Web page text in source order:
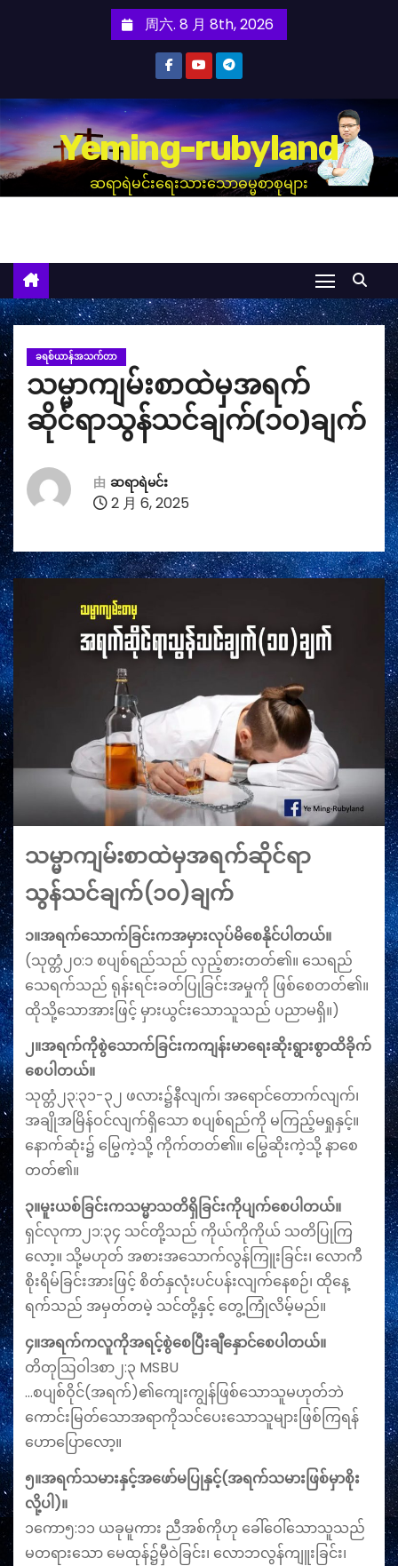
周六. 8 月 8th, 2026
Yeming-rubyland
ဆရာရဲမင်းရေးသားသောဓမ္မစာစုများ
ခရစ်ယာန်အသက်တာ
သမ္မာကျမ်းစာထဲမှအရက်
ဆိုင်ရာသွန်သင်ချက်(၁၀)ချက်
由 ဆရာရဲမင်း
2 月 6, 2025
သမ္မာကျမ်းစာထဲမှအရက်ဆိုင်ရာ
သွန်သင်ချက်(၁၀)ချက်
၁။အရက်သောက်ခြင်းကအမှားလုပ်မိ‌စေနိုင်ပါတယ်။
(သုတ္တံ၂၀:၁ စပျစ်ရည်သည် လှည့်စားတတ်၏။ သေရည်
သေရက်သည် ရုန်းရင်းခတ်ပြုခြင်းအမှုကို ဖြစ်စေတတ်၏။
ထိုသို့သောအားဖြင့် မှားယွင်းသောသူသည် ပညာမရှိ။)
၂။အရက်ကိုစွဲသောက်ခြင်းကကျန်းမာရေးဆိုးရွားစွာထိခိုက်
စေပါတယ်။
သုတ္တံ၂၃:၃၁-၃၂ ဖလား၌နီလျက်၊ အရောင်တောက်လျက်၊
အချိုအမြိန်ဝင်လျက်ရှိသော စပျစ်ရည်ကို မကြည့်မရှုနှင့်။
နောက်ဆုံး၌ မြွေကဲ့သို့ ကိုက်တတ်၏။ မြွေဆိုးကဲ့သို့ နာစေ
တတ်၏။
၃။မူးယစ်ခြင်းကသမ္မာသတိရှိခြင်းကိုပျက်စေပါတယ်။
ရှင်လုကာ၂၁:၃၄ သင်တို့သည် ကိုယ်ကိုကိုယ် သတိပြုကြ
လော့။ သို့မဟုတ် အစားအသောက်လွန်ကြူးခြင်း၊ လောကီ
စိုးရိမ်ခြင်းအားဖြင့် စိတ်နှလုံးပင်ပန်းလျက်နေစဉ်၊ ထိုနေ့
ရက်သည် အမှတ်တမဲ့ သင်တို့နှင့် တွေ့ကြုံလိမ့်မည်။
၄။အရက်ကလူကိုအရင့်စွဲစေပြီးချီ‌နှောင်စေပါတယ်။
တိတုဩဝါဒစာ၂:၃ MSBU
…စပျစ်ဝိုင်(အရက်)၏ကျေးကျွန်ဖြစ်သောသူမဟုတ်ဘဲ
ကောင်းမြတ်သောအရာကိုသင်ပေးသောသူများဖြစ်ကြရန်
ဟောပြောလော့။
၅။အရက်သမားနှင့်အဖော်မပြုနှင့်(အရက်သမားဖြစ်မှာစိုး
လို့ပါ)။
၁ကော၅:၁၁ ယခုမူကား ညီအစ်ကိုဟု ခေါ်ဝေါ်သောသူသည်
မတရားသော မေထုန်၌မှီဝဲခြင်း၊ လောဘလွန်ကျူးခြင်း၊